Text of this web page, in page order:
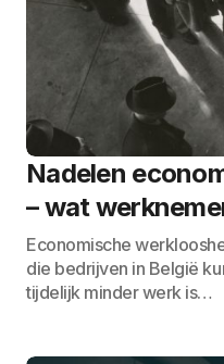
Nadelen
– wat
Economische
die bedrijven in België
tijdelijk minder werk is…